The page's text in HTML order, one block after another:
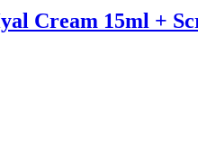
Cream 15ml +